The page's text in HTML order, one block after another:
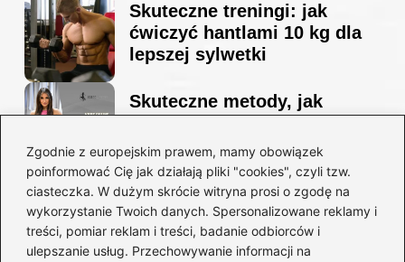
Zgodnie z europejskim prawem, mamy obowiązek
poinformować Cię jak działają pliki "cookies", czyli tzw.
ciasteczka. W dużym skrócie witryna prosi o zgodę na
wykorzystanie Twoich danych. Spersonalizowane reklamy i
treści, pomiar reklam i treści, badanie odbiorców i
ulepszanie usług. Przechowywanie informacji na
Skuteczne treningi: jak
ćwiczyć hantlami 10 kg dla
lepszej sylwetki
Skuteczne metody, jak
sylwetkę w zaledwie 90 dni
Idealny garnitur: jak dobrać
go do swojej sylwetki?